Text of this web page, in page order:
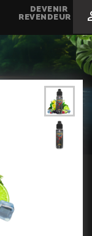
DEVENIR
REVENDEUR